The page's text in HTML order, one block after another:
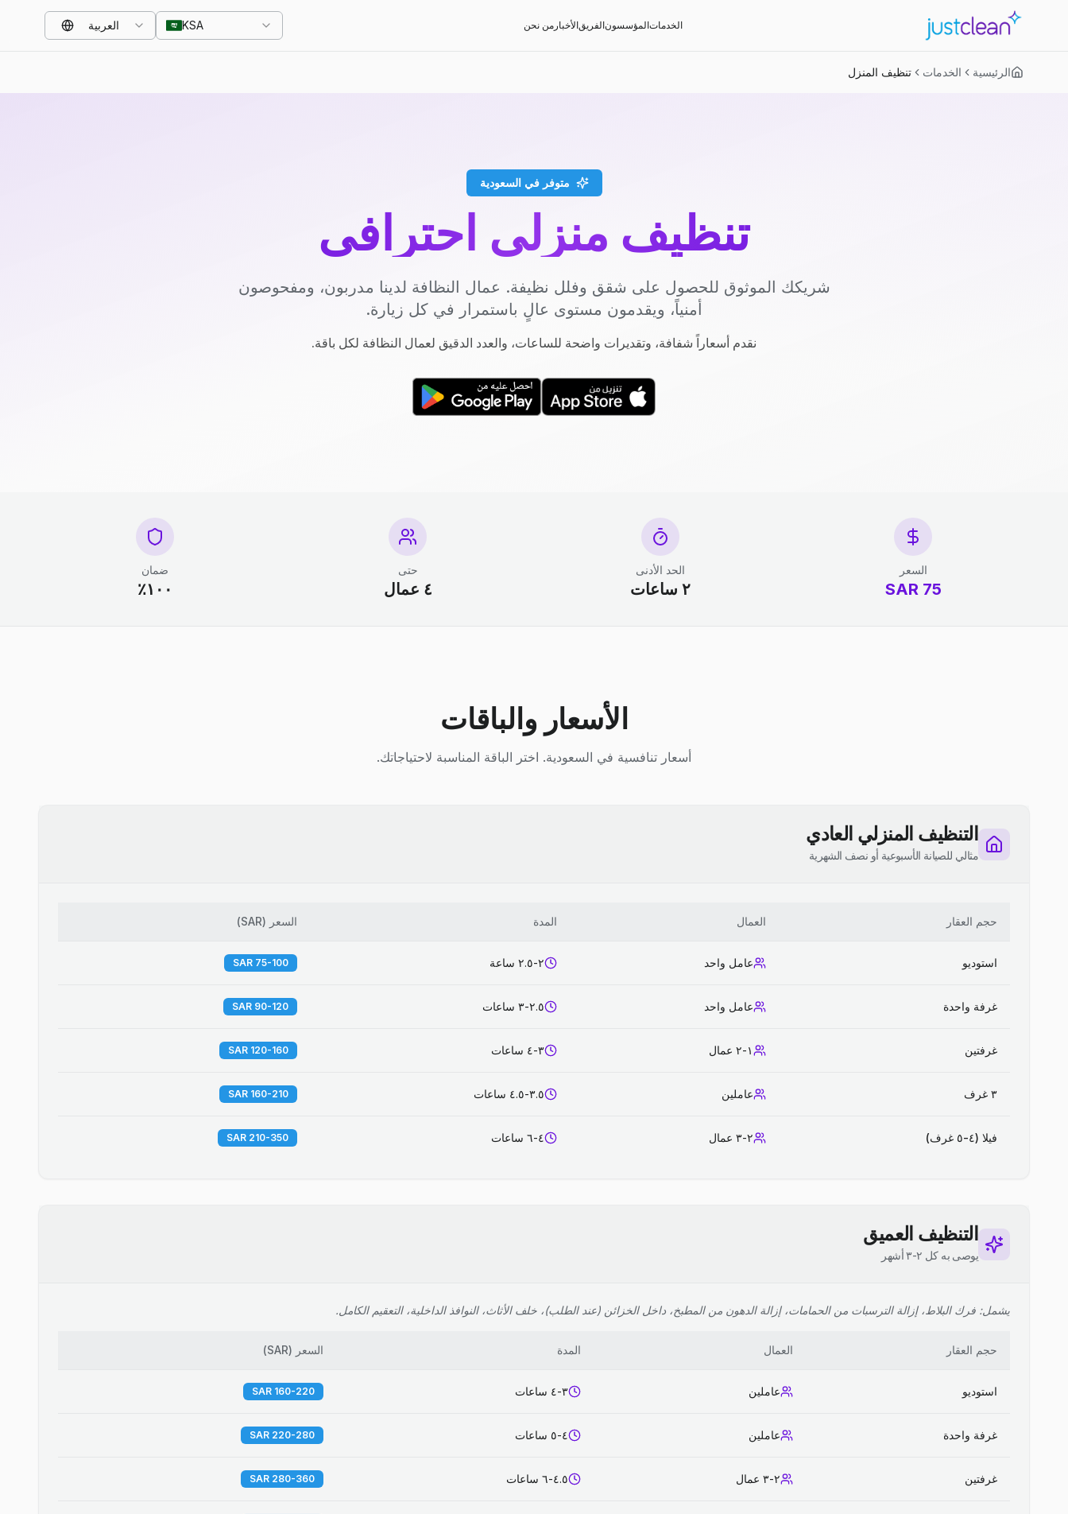
الخدماتالمؤسسونالفريقالأخبار من نحن KSA العربية
الرئيسية الخدمات تنظيف المنزل
متوفر في السعودية
تنظيف منزلي احترافي
شريكك الموثوق للحصول على شقق وفلل نظيفة. عمال النظافة لدينا مدربون، ومفحوصون
أمنياً، ويقدمون مستوى عالٍ باستمرار في كل زيارة.
نقدم أسعاراً شفافة، وتقديرات واضحة للساعات، والعدد الدقيق لعمال النظافة لكل باقة.
السعر
75 SAR
الحد الأدنى
٢ ساعات
حتى
٤ عمال
ضمان
١٠٠٪
الأسعار والباقات
أسعار تنافسية في السعودية. اختر الباقة المناسبة لاحتياجاتك.
التنظيف المنزلي العادي
مثالي للصيانة الأسبوعية أو نصف الشهرية
حجم العقار العمال المدة السعر (
SAR
)
استوديو عامل واحد ٢-٢.٥ ساعة 75-100 SAR
غرفة واحدة عامل واحد ٢.٥-٣ ساعات 90-120 SAR
غرفتين ١-٢ عمال ٣-٤ ساعات 120-160 SAR
٣ غرف عاملين ٣.٥-٤.٥ ساعات 160-210 SAR
فيلا (٤-٥ غرف) ٢-٣ عمال ٤-٦ ساعات 210-350 SAR
التنظيف العميق
يوصى به كل ٢-٣ أشهر
يشمل: فرك البلاط، إزالة الترسبات من الحمامات، إزالة الدهون من المطبخ، داخل الخزائن (عند الطلب)، خلف الأثاث، النوافذ الداخلية، التعقيم الكامل.
حجم العقار العمال المدة السعر (
SAR
)
استوديو عاملين ٣-٤ ساعات 160-220 SAR
غرفة واحدة عاملين ٤-٥ ساعات 220-280 SAR
غرفتين ٢-٣ عمال ٤.٥-٦ ساعات 280-360 SAR